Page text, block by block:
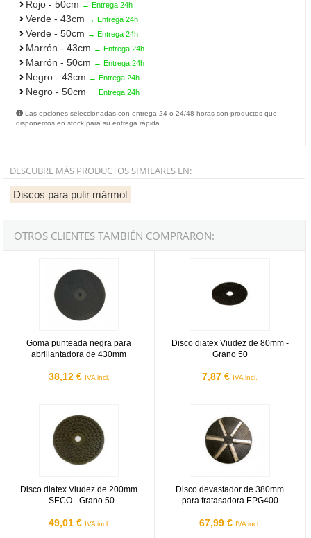
Rojo - 50cm → Entrega 24h
Verde - 43cm → Entrega 24h
Verde - 50cm → Entrega 24h
Marrón - 43cm → Entrega 24h
Marrón - 50cm → Entrega 24h
Negro - 43cm → Entrega 24h
Negro - 50cm → Entrega 24h
Las opciones seleccionadas con entrega 24 o 24/48 horas son productos que
disponemos en stock para su entrega rápida.
DESCUBRE MÁS PRODUCTOS SIMILARES EN:
Discos para pulir mármol
OTROS CLIENTES TAMBIÉN COMPRARON:
Goma punteada negra para
abrillantadora de 430mm
38,12 € IVA incl.
Disco diatex Viudez de 80mm -
Grano 50
7,87 € IVA incl.
Disco diatex Viudez de 200mm
- SECO - Grano 50
49,01 € IVA incl.
Disco devastador de 380mm
para fratasadora EPG400
67,99 € IVA incl.